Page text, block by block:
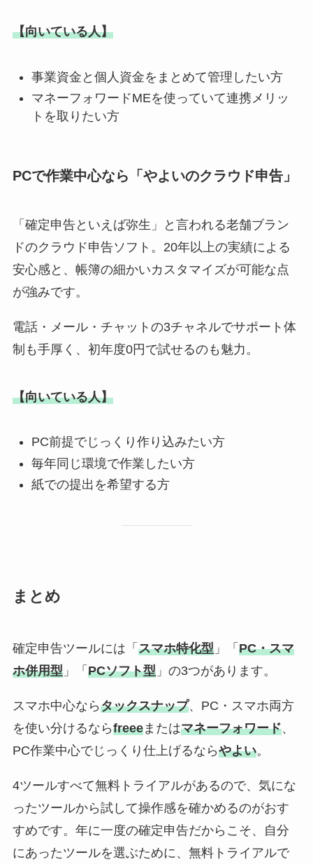
【向いている人】
事業資金と個人資金をまとめて管理したい方
マネーフォワードMEを使っていて連携メリッ
トを取りたい方
PCで作業中心なら「やよいのクラウド申告」
「確定申告といえば弥生」と言われる老舗ブラン
ドのクラウド申告ソフト。20年以上の実績による
安心感と、帳簿の細かいカスタマイズが可能な点
が強みです。
電話・メール・チャットの3チャネルでサポート体
制も手厚く、初年度0円で試せるのも魅力。
【向いている人】
PC前提でじっくり作り込みたい方
毎年同じ環境で作業したい方
紙での提出を希望する方
まとめ
確定申告ツールには「 スマホ特化型」「 PC・スマ
ホ併用型」「 PCソフト型」の3つがあります。
スマホ中心ならタックスナップ、PC・スマホ両方
を使い分けるならfreeeまたはマネーフォワード、
PC作業中心でじっくり仕上げるならやよい。
4ツールすべて無料トライアルがあるので、気にな
ったツールから試して操作感を確かめるのがおす
すめです。年に一度の確定申告だからこそ、自分
にあったツールを選ぶために、無料トライアルで